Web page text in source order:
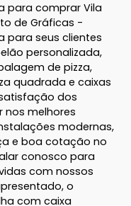
para comprar Vila
de Gráficas -
para seus clientes
personalizada,
de pizza,
quadrada e caixas
dos
nos melhores
modernas,
e boa cotação no
conosco para
com nossos
o
com caixa